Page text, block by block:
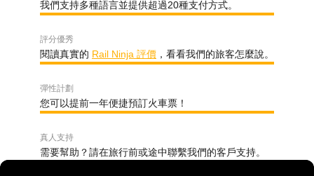
我們支持多種語言並提供超過20種支付方式。
評分優秀
閱讀真實的 Rail Ninja 評價 ，看看我們的旅客怎麼說。
彈性計劃
您可以提前一年便捷預訂火車票！
真人支持
需要幫助？請在旅行前或途中聯繫我們的客戶支持。